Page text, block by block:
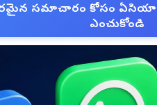
సమాచారం కోసం
ఎంచుకోండి